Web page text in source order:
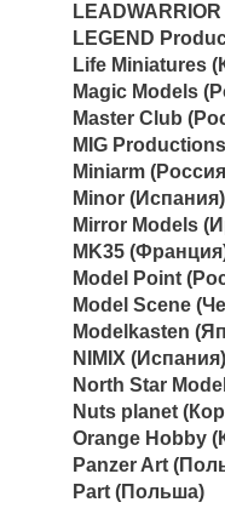
LEGEND
Life Miniatures
Magic Models
Master Club
MIG
Miniarm
Minor (Испания)
Mirror Models
MK35
Model Point
Model Scene
Modelkasten
NIMIX (Испания)
North Star
Nuts planet
Orange Hobby
Panzer Art
Part (Польша)